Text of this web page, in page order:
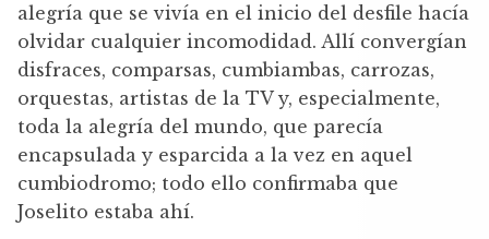
alegría que se vivía en el inicio del desfile hacía
olvidar cualquier incomodidad. Allí convergían
disfraces, comparsas, cumbiambas, carrozas,
orquestas, artistas de la TV y, especialmente,
toda la alegría del mundo, que parecía
encapsulada y esparcida a la vez en aquel
cumbiodromo; todo ello confirmaba que
Joselito estaba ahí.